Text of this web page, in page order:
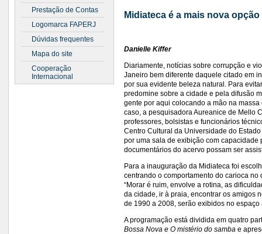
Prestação de Contas
Logomarca FAPERJ
Dúvidas frequentes
Mapa do site
Cooperação
Internacional
Midiateca é a mais nova
Danielle Kiffer
Diariamente, notícias sobre corrupção e
Janeiro bem diferente daquele citado em
por sua evidente beleza natural. Para
predomine sobre a cidade e pela difusão
gente por aqui colocando a mão na
caso, a pesquisadora Aureanice de Mello
professores, bolsistas e funcionários
Centro Cultural da Universidade do
por uma sala de exibição com
documentários do acervo possam ser
Para a inauguração da Midiateca foi
centrando o comportamento do carioca
“Morar é ruim, envolve a rotina, as
da cidade, ir à praia, encontrar os amigos
de 1990 a 2008, serão exibidos no espaço
A programação está dividida em quatro
Bossa Nova e O mistério do samba e